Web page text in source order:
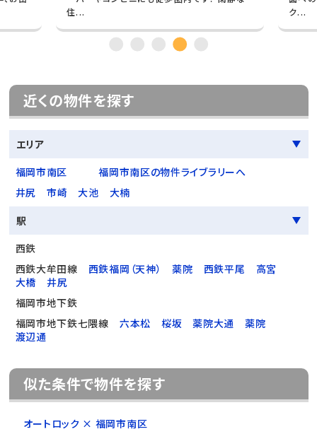
近くの物件を探す
エリア
福岡市南区
福岡市南区の物件ライブラリーへ
井尻
市崎 大池
大楠
駅
西鉄
西鉄大牟田線
西鉄福岡（天神） 薬院 西鉄平尾
高宮
大橋
井尻
福岡市地下鉄
福岡市地下鉄七隈線
六本松 桜坂 薬院大通
薬院
渡辺通
似た条件で物件を探す
オートロック × 福岡市南区